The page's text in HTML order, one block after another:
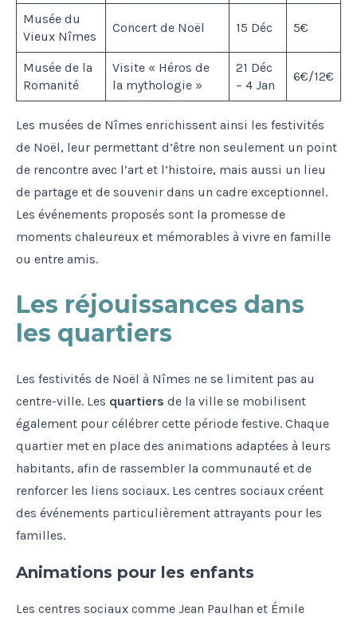
Musée du
Vieux Nîmes
Concert de Noël 15 Déc 5€
Musée de la
Romanité
Visite « Héros de
la mythologie »
21 Déc
– 4 Jan
6€/12€
Les musées de Nîmes enrichissent ainsi les festivités
de Noël, leur permettant d’être non seulement un point
de rencontre avec l’art et l’histoire, mais aussi un lieu
de partage et de souvenir dans un cadre exceptionnel.
Les événements proposés sont la promesse de
moments chaleureux et mémorables à vivre en famille
ou entre amis.
Les réjouissances dans
les quartiers
Les festivités de Noël à Nîmes ne se limitent pas au
centre-ville. Les quartiers de la ville se mobilisent
également pour célébrer cette période festive. Chaque
quartier met en place des animations adaptées à leurs
habitants, afin de rassembler la communauté et de
renforcer les liens sociaux. Les centres sociaux créent
des événements particulièrement attrayants pour les
familles.
Animations pour les enfants
Les centres sociaux comme Jean Paulhan et Émile